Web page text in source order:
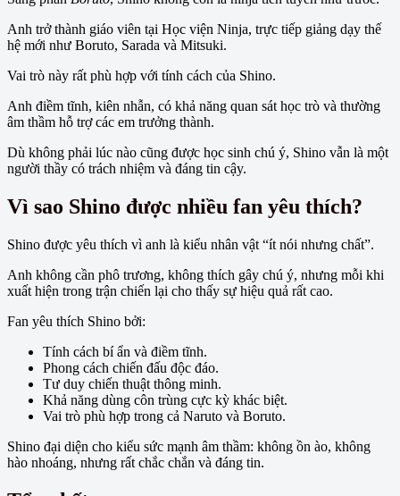
Anh trở thành giáo viên tại Học viện Ninja, trực tiếp giảng dạy thế
hệ mới như Boruto, Sarada và Mitsuki.
Vai trò này rất phù hợp với tính cách của Shino.
Anh điềm tĩnh, kiên nhẫn, có khả năng quan sát học trò và thường
âm thầm hỗ trợ các em trưởng thành.
Dù không phải lúc nào cũng được học sinh chú ý, Shino vẫn là một
người thầy có trách nhiệm và đáng tin cậy.
Vì sao Shino được nhiều fan yêu thích?
Shino được yêu thích vì anh là kiểu nhân vật “ít nói nhưng chất”.
Anh không cần phô trương, không thích gây chú ý, nhưng mỗi khi
xuất hiện trong trận chiến lại cho thấy sự hiệu quả rất cao.
Fan yêu thích Shino bởi:
Tính cách bí ẩn và điềm tĩnh.
Phong cách chiến đấu độc đáo.
Tư duy chiến thuật thông minh.
Khả năng dùng côn trùng cực kỳ khác biệt.
Vai trò phù hợp trong cả Naruto và Boruto.
Shino đại diện cho kiểu sức mạnh âm thầm: không ồn ào, không
hào nhoáng, nhưng rất chắc chắn và đáng tin.